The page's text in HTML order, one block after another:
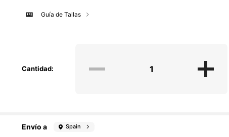
Guía de Tallas
Cantidad:
Envío a Spain